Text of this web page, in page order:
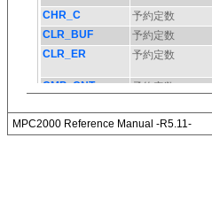
MPC2000 Reference Manual -R5.11-